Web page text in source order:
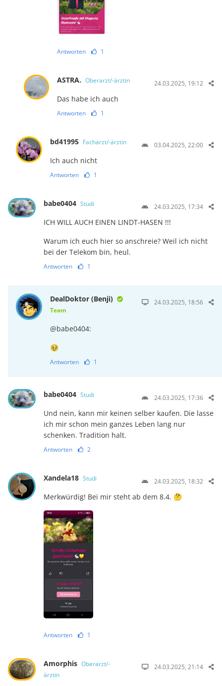
Antworten 1
ASTRA. Oberarzt/-ärztin 24.03.2025, 19:12
Das habe ich auch
Antworten 1
bd41995 Facharzt/-ärztin 03.04.2025, 22:00
Ich auch nicht
Antworten 1
babe0404 Studi 24.03.2025, 17:34
ICH WILL AUCH EINEN LINDT-HASEN !!!
Warum ich euch hier so anschreie? Weil ich nicht
bei der Telekom bin, heul.
Antworten 1
DealDoktor (Benji)
Team
24.03.2025, 18:56
@babe0404:
🥹
Antworten 1
babe0404 Studi 24.03.2025, 17:36
Und nein, kann mir keinen selber kaufen. Die lasse
ich mir schon mein ganzes Leben lang nur
schenken. Tradition halt.
Antworten 2
Xandela18 Studi 24.03.2025, 18:32
Merkwürdig! Bei mir steht ab dem 8.4. 🤔
Antworten 1
Amorphis Oberarzt/-
ärztin
24.03.2025, 21:14